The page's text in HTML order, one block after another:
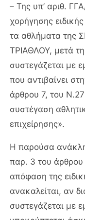
– Της υπ’ αριθ.
χορήγησης
τα αθλήματα της
ΤΡΙΑΘΛΟΥ, μετά
συστεγάζεται με
που αντιβαίνει
άρθρου 7, του
συστέγαση
επιχείρησης».
Η παρούσα
παρ. 3 του
απόφαση της
ανακαλείται, αν
συστεγάζεται με